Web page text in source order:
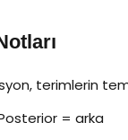
terimlerin
= arka